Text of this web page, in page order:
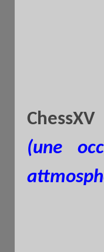
5
ChessXV
(une